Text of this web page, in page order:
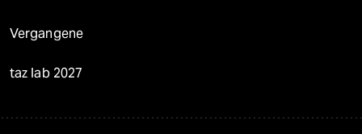
Vergangene
taz lab 2027